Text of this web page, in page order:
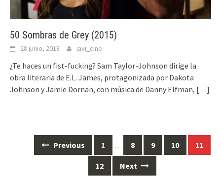
50 Sombras de Grey (2015)
28 junio, 2018 javi_cine
¿Te haces un fist-fucking? Sam Taylor-Johnson dirige la
obra literaria de E.L. James, protagonizada por Dakota
Johnson y Jamie Dornan, con música de Danny Elfman, […]
navigation
Previous 1 … 8 9 10 11
12 Next